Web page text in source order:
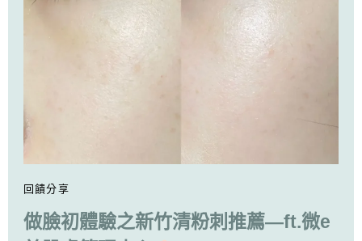
回饋分享
做臉初體驗之新竹清粉刺推薦—ft.微e